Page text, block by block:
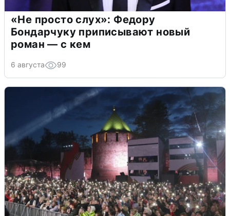
«Не просто слух»: Федору
Бондарчуку приписывают новый
роман — с кем
6 августа 99